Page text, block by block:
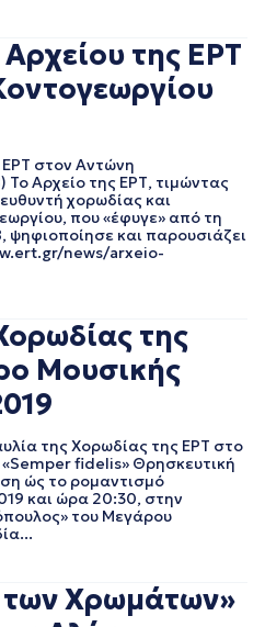
2021
2021
2020
2020
2020
2020
2020
2020
2020
2020
2019
2019
2019
2019
2019
2019
2019
2019
2019
2019
της ΕΡΤ
στον Αντώνη
Αρχείο της ΕΡΤ, τιμώντας
χορωδίας και
που «έφυγε» από τη
ψηφιοποίησε και παρουσιάζει
news/arxeio-
της
Μουσικής
της Χορωδίας της ΕΡΤ στο
fidelis» Θρησκευτική
ώς το ρομαντισμό
και ώρα 20:30, στην
του Μεγάρου
Χρωμάτων»